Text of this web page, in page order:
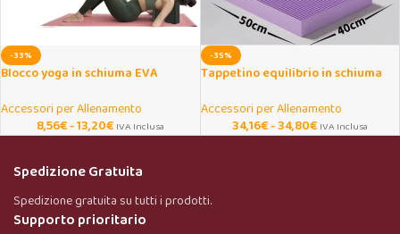
-33%
Blocco yoga in schiuma EVA
Accessori per Allenamento
8,56€-13,20€ IVA Inclusa
-35%
Tappetino equilibrio in schiuma
Accessori per Allenamento
34,16€-34,80€ IVA Inclusa
Spedizione Gratuita
Spedizione gratuita su tutti i prodotti.
Supporto prioritario